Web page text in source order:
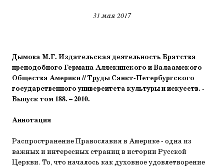
31 мая 2017
Дымова М.Г. Издательская деятельность Братства
преподобного Германа Аляскинского и Валаамского
Общества Америки // Труды Санкт-Петербургского
государственного университета культуры и искусств. -
Выпуск том 188. – 2010.
Аннотация
Распространение Православия в Америке - одна из
важных и интересных страниц в истории Русской
Церкви. То, что началось как духовное удовлетворение